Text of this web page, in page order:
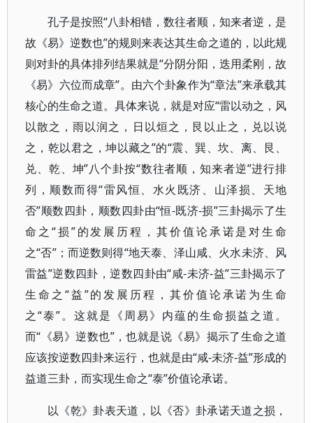
孔子是按照“八卦相错，数往者顺，知来者逆，是
故《易》逆数也”的规则来表达其生命之道的，以此规
则对卦的具体排列结果就是“分阴分阳，迭用柔刚，故
《易》六位而成章”。由六个卦象作为“章法”来承载其
核心的生命之道。具体来说，就是对应“雷以动之，风
以散之，雨以润之，日以烜之，艮以止之，兑以说
之，乾以君之，坤以藏之”的“震、巽、坎、离、艮、
兑、乾、坤”八个卦按“数往者顺，知来者逆”进行排
列，顺数而得“雷风恒、水火既济、山泽损、天地
否”顺数四卦，顺数四卦由“恒-既济-损”三卦揭示了生
命之“损”的发展历程，其价值论承诺是对生命
之“否”；而逆数则得“地天泰、泽山咸、火水未济、风
雷益”逆数四卦，逆数四卦由“咸-未济-益”三卦揭示了
生命之“益”的发展历程，其价值论承诺为生命
之“泰”。这就是《周易》内蕴的生命损益之道。
而“《易》逆数也”，也就是说《易》揭示了生命之道
应该按逆数四卦来运行，也就是由“咸-未济-益”形成的
益道三卦，而实现生命之“泰”价值论承诺。
以《乾》卦表天道，以《否》卦承诺天道之损，